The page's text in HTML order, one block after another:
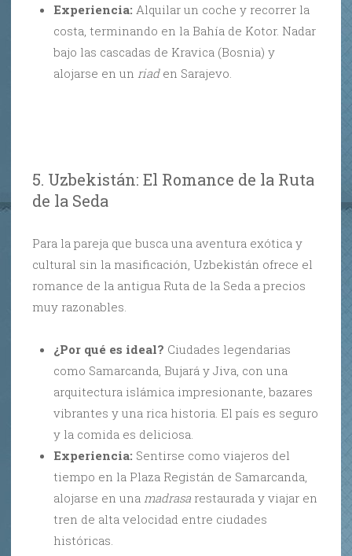
Experiencia: Alquilar un coche y recorrer la
costa, terminando en la Bahía de Kotor. Nadar
bajo las cascadas de Kravica (Bosnia) y
alojarse en un riaden Sarajevo.
5. Uzbekistán: El Romance de la Ruta
de la Seda
Para la pareja que busca una aventura exótica y
cultural sin la masificación, Uzbekistán ofrece el
romance de la antigua Ruta de la Seda a precios
muy razonables.
¿Por qué es ideal? Ciudades legendarias
como Samarcanda, Bujará y Jiva, con una
arquitectura islámica impresionante, bazares
vibrantes y una rica historia. El país es seguro
y la comida es deliciosa.
Experiencia: Sentirse como viajeros del
tiempo en la Plaza Registán de Samarcanda,
alojarse en una madrasa restaurada y viajar en
tren de alta velocidad entre ciudades
históricas.